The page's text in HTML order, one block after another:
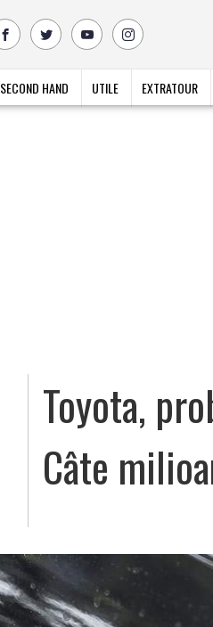
SECOND HAND UTILE EXTRATOUR
Toyota,
Câte